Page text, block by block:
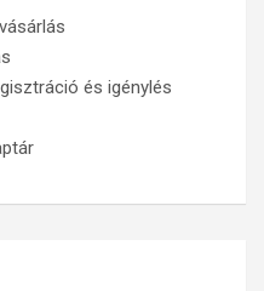
és igénylés